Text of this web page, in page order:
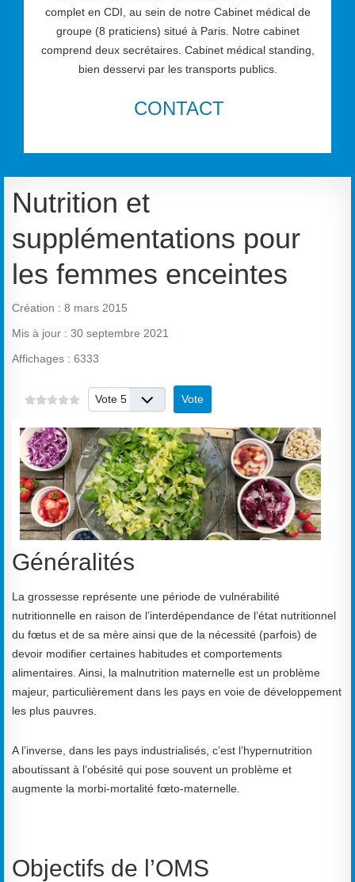
complet en CDI, au sein de notre Cabinet médical de
groupe (8 praticiens) situé à Paris. Notre cabinet
comprend deux secrétaires. Cabinet médical standing,
bien desservi par les transports publics.
CONTACT
Nutrition et
supplémentations pour
les femmes enceintes
Création : 8 mars 2015
Mis à jour : 30 septembre 2021
Affichages : 6333
Veuillez voter
Généralités
La grossesse représente une période de vulnérabilité
nutritionnelle en raison de l’interdépendance de l’état nutritionnel
du fœtus et de sa mère ainsi que de la nécessité (parfois) de
devoir modifier certaines habitudes et comportements
alimentaires. Ainsi, la malnutrition maternelle est un problème
majeur, particulièrement dans les pays en voie de développement
les plus pauvres.
A l’inverse, dans les pays industrialisés, c’est l’hypernutrition
aboutissant à l’obésité qui pose souvent un problème et
augmente la morbi-mortalité fœto-maternelle.
Objectifs de l’OMS